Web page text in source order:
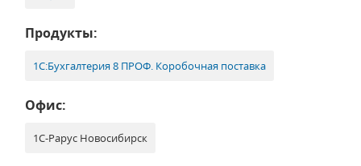
Продукты:
1С:Бухгалтерия 8 ПРОФ. Коробочная поставка
Офис:
1С-Рарус Новосибирск